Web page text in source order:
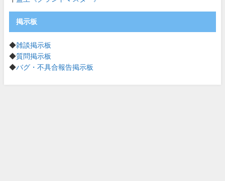
掲示板
◆雑談掲示板
◆質問掲示板
◆バグ・不具合報告掲示板